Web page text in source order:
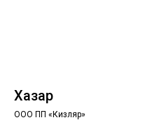
Хазар
ООО ПП «Кизляр»